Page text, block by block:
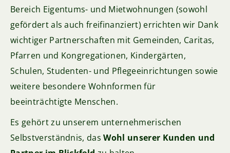
Bereich Eigentums- und Mietwohnungen (sowohl
gefördert als auch freifinanziert) errichten wir Dank
wichtiger Partnerschaften mit Gemeinden, Caritas,
Pfarren und Kongregationen, Kindergärten,
Schulen, Studenten- und Pflegeeinrichtungen sowie
weitere besondere Wohnformen für
beeinträchtigte Menschen.
Es gehört zu unserem unternehmerischen
Selbstverständnis, dasWohl unserer Kunden und